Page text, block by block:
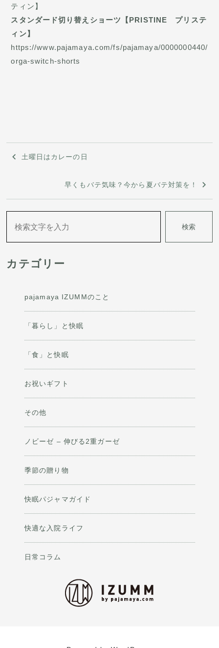
スタンダード切り替えショーツ【PRISTINE プリステ
ィン】
https://www.pajamaya.com/fs/pajamaya/0000000440/
orga-switch-shorts
投
ゲ
ー
シ
土曜日はカレーの日
早くもバテ気味？今から夏バテ対策を！
検索
カテゴリー
pajamaya IZUMMのこと
「暮らし」と快眠
「食」と快眠
お祝いギフト
その他
ノビーゼ – 伸びる2重ガーゼ
季節の贈り物
快眠パジャマガイド
快適な入院ライフ
日常コラム